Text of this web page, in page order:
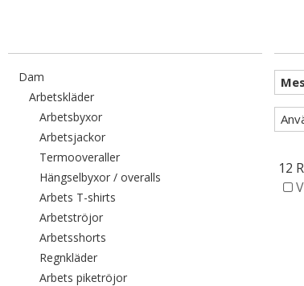
Dam
ArbetskläderFiltrera efter category: Arbetskläder
ArbetsbyxorFiltrera efter category: Arbetsbyxor
ArbetsjackorFiltrera efter category: Arbetsjackor
TermooverallerFiltrera efter category:
Hängselbyxor / overalls Filtrera efter category:
Arbets T-shirts Filtrera efter category: Arbets T-
ArbetströjorFiltrera efter category: Arbetströjor
Arbetsshorts
RegnkläderFiltrera efter category: Regnkläder
Arbets piketröjorFiltrera efter category: Arbets
12